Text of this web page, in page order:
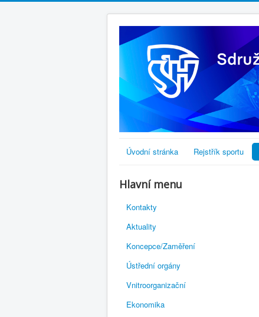
Úvodní stránka Rejstřík sportu
Hlavní menu
Kontakty
Aktuality
Koncepce/Zaměření
Ústřední orgány
Vnitroorganizační
Ekonomika